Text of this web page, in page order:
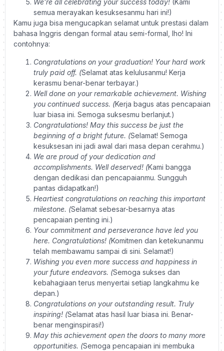
We’re all celebrating your success today! (Kami
semua merayakan kesuksesanmu hari ini!)
Kamu juga bisa mengucapkan selamat untuk prestasi dalam
bahasa Inggris dengan formal atau semi-formal, lho! Ini
contohnya:
Congratulations on your graduation! Your hard work
truly paid off. (Selamat atas kelulusanmu! Kerja
kerasmu benar-benar terbayar.)
Well done on your remarkable achievement. Wishing
you continued success. (Kerja bagus atas pencapaian
luar biasa ini. Semoga suksesmu berlanjut.)
Congratulations! May this success be just the
beginning of a bright future. (Selamat! Semoga
kesuksesan ini jadi awal dari masa depan cerahmu.)
We are proud of your dedication and
accomplishments. Well deserved! (Kami bangga
dengan dedikasi dan pencapaianmu. Sungguh
pantas didapatkan!)
Heartiest congratulations on reaching this important
milestone. (Selamat sebesar-besarnya atas
pencapaian penting ini.)
Your commitment and perseverance have led you
here. Congratulations! (Komitmen dan ketekunanmu
telah membawamu sampai di sini. Selamat!)
Wishing you even more success and happiness in
your future endeavors. (Semoga sukses dan
kebahagiaan terus menyertai setiap langkahmu ke
depan.)
Congratulations on your outstanding result. Truly
inspiring! (Selamat atas hasil luar biasa ini. Benar-
benar menginspirasi!)
May this achievement open the doors to many more
opportunities. (Semoga pencapaian ini membuka